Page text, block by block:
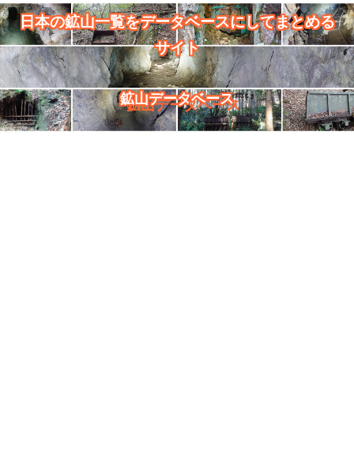
日本の鉱山一覧をデータベースにしてまとめる
サイト
鉱山データベース